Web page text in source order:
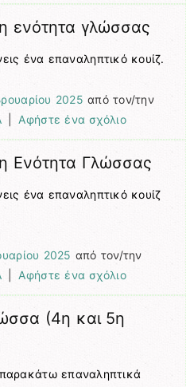
ενότητα γλώσσας
ένα επαναληπτικό κουίζ.
2025 από τον/την
Αφήστε ένα σχόλιο
Ενότητα Γλώσσας
ένα επαναληπτικό κουίζ
2025 από τον/την
Αφήστε ένα σχόλιο
(4η και 5η
επαναληπτικά